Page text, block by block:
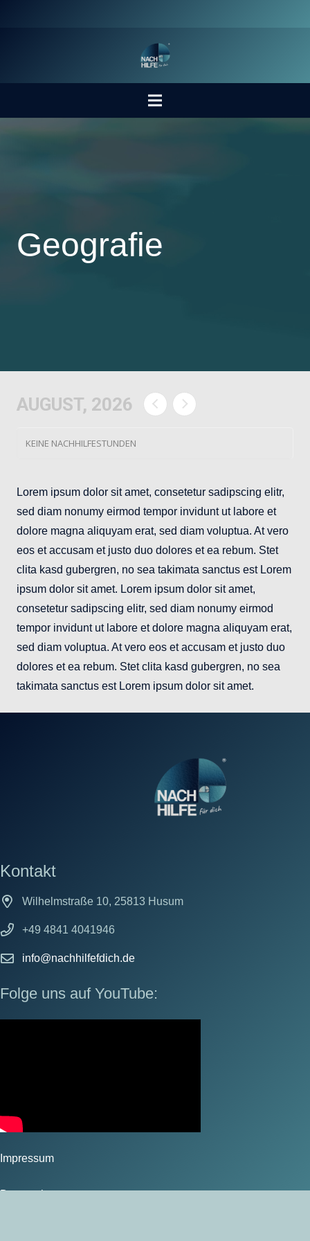
Geografie
AUGUST, 2026
KEINE NACHHILFESTUNDEN
Lorem ipsum dolor sit amet, consetetur sadipscing elitr,
sed diam nonumy eirmod tempor invidunt ut labore et
dolore magna aliquyam erat, sed diam voluptua. At vero
eos et accusam et justo duo dolores et ea rebum. Stet
clita kasd gubergren, no sea takimata sanctus est Lorem
ipsum dolor sit amet. Lorem ipsum dolor sit amet,
consetetur sadipscing elitr, sed diam nonumy eirmod
tempor invidunt ut labore et dolore magna aliquyam erat,
sed diam voluptua. At vero eos et accusam et justo duo
dolores et ea rebum. Stet clita kasd gubergren, no sea
takimata sanctus est Lorem ipsum dolor sit amet.
Kontakt
Wilhelmstraße 10, 25813 Husum
+49 4841 4041946
info@nachhilfefdich.de
Folge uns auf YouTube:
Impressum
Datenschutz